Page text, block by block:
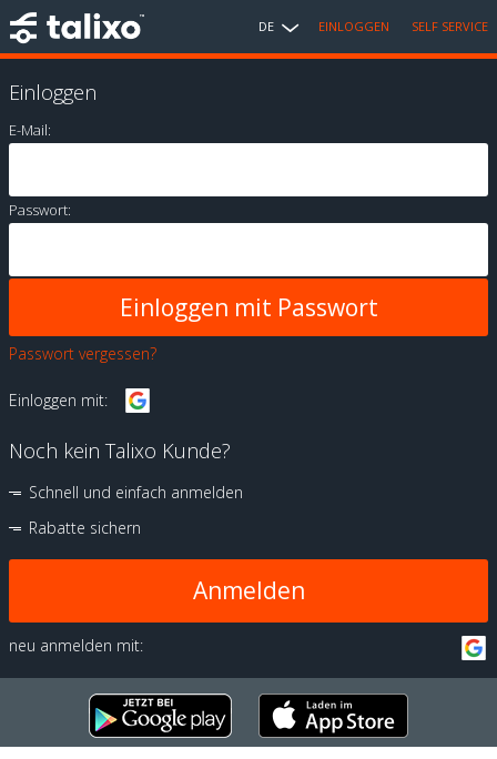
DE EINLOGGEN SELF SERVICE
Einloggen
E-Mail:
Passwort:
Passwort vergessen?
Einloggen mit:
Noch kein Talixo Kunde?
Schnell und einfach anmelden
Rabatte sichern
Anmelden
neu anmelden mit: